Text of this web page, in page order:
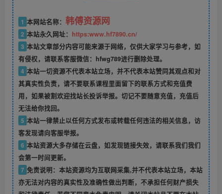
1 本网站名称： 韩傅资源网
2 本站永久网址： https:www.hf7890.cn/
3 本站文章部分内容可能来源于网络，仅供大家学习与参考，如
有侵权，请联系客服微信：hfwg789进行删除处理。
4 本站一切资源不代表本站立场，并不代表本站赞同其观点和对
其真实性负责，请不要联系课程里面留下的联系方式和充值费
用，如果被割欢迎找站长投诉举报。切记不要随意充值，充值后
无法给你找回。
5 本站一律禁止以任何方式发布或转载任何违法的相关信息，访
客发现请向客服举报。
6 本站资源大多存储在云盘，如发现链接失效，请联系我们我们
会第一时间更新。
7 免责说明：本站资源均为互联网采集,并不代表本站立场，本站
亦无法对内容的真实性及准确性做出判断，不承担任何财产损失